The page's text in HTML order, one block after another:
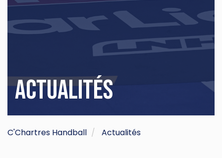
Actualités
C'Chartres Handball Actualités